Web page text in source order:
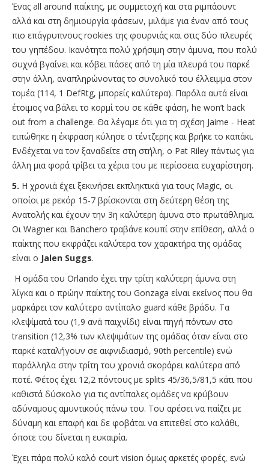
Ένας all around παίκτης, με συμμετοχή και στα ριμπάουντ
αλλά και στη δημιουργία φάσεων, μιλάμε για έναν από τους
πιο επάγρυπνους rookies της φουρνιάς και στις δύο πλευρές
του γηπέδου. Ικανότητα πολύ χρήσιμη στην άμυνα, που πολύ
συχνά βγαίνει και κόβει πάσες από τη μία πλευρά του παρκέ
στην άλλη, αναπληρώνοντας το συνολικό του έλλειμμα στον
τομέα (114, 1 DefRtg, μπορείς καλύτερα). Παρόλα αυτά είναι
έτοιμος να βάλει το κορμί του σε κάθε φάση, he won’t back
out from a challenge. Θα λέγαμε ότι για τη σχέση Jaime - Heat
ειπώθηκε η έκφραση κύλησε ο τέντζερης και βρήκε το καπάκι.
Ενδέχεται να τον ξαναδείτε στη στήλη, ο Pat Riley πάντως για
άλλη μια φορά τρίβει τα χέρια του με περίσσεια ευχαρίστηση.
5. Η χρονιά έχει ξεκινήσει εκπληκτικά για τους Magic, οι
οποίοι με ρεκόρ 15-7 βρίσκονται στη δεύτερη θέση της
Ανατολής και έχουν την 3η καλύτερη άμυνα στο πρωτάθλημα.
Οι Wagner και Banchero τραβάνε κουπί στην επίθεση, αλλά ο
παίκτης που εκφράζει καλύτερα τον χαρακτήρα της ομάδας
είναι ο Jalen Suggs.
Η ομάδα του Orlando έχει την τρίτη καλύτερη άμυνα στη
λίγκα και ο πρώην παίκτης του Gonzaga είναι εκείνος που θα
μαρκάρει τον καλύτερο αντίπαλο guard κάθε βράδυ. Τα
κλεψίματά του (1,9 ανά παιχνίδι) είναι πηγή πόντων στο
transition (12,3% των κλεψιμάτων της ομάδας όταν είναι στο
παρκέ καταλήγουν σε αιφνιδιασμό, 90th percentile) ενώ
παράλληλα στην τρίτη του χρονιά σκοράρει καλύτερα από
ποτέ. Φέτος έχει 12,2 πόντους με splits 45/36,5/81,5 κάτι που
καθιστά δύσκολο για τις αντίπαλες ομάδες να κρύβουν
αδύναμους αμυντικούς πάνω του. Του αρέσει να παίζει με
δύναμη και επαφή και δε φοβάται να επιτεθεί στο καλάθι,
όποτε του δίνεται η ευκαιρία.
Έχει πάρα πολύ καλό court vision όμως αρκετές φορές, ενώ